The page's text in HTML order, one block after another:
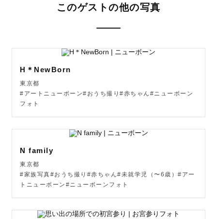
🦛　ひぽ　🦛ってどんな人？
『大切に丁寧により多く』
素敵に残したいという思いで毎日写真を撮っています📷
お子様から学生さん大人の方から幅広い層の方々と楽しい
撮影時間を共有させていたいただけるはずです。
🦛撮影について🦛
このゲストの他の写真
H＊NewBorn
東京都
#アートニューボーン#おうち撮り#赤ちゃん#ニューボーン
フォト
N family
東京都
#家族写真#おうち撮り#赤ちゃん#未就学児（〜6歳）#アー
トニューボーン#ニューボーンフォト